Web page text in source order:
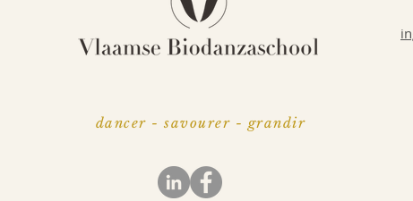
dancer - savourer - grandir